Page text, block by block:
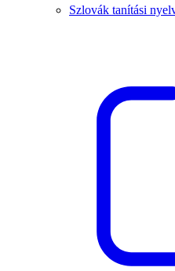
Szlovák tanítási